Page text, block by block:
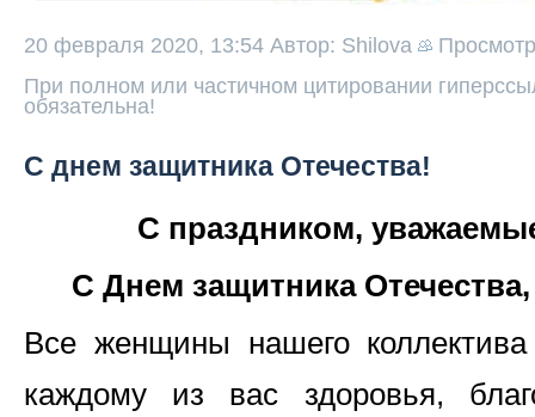
20 февраля 2020, 13:54 Автор: Shilova
При полном или частичном цитировании
обязательна!
С днем защитника Отечества!
С праздником,
С Днем защитника
Все женщины нашего
каждому из вас здоровья,